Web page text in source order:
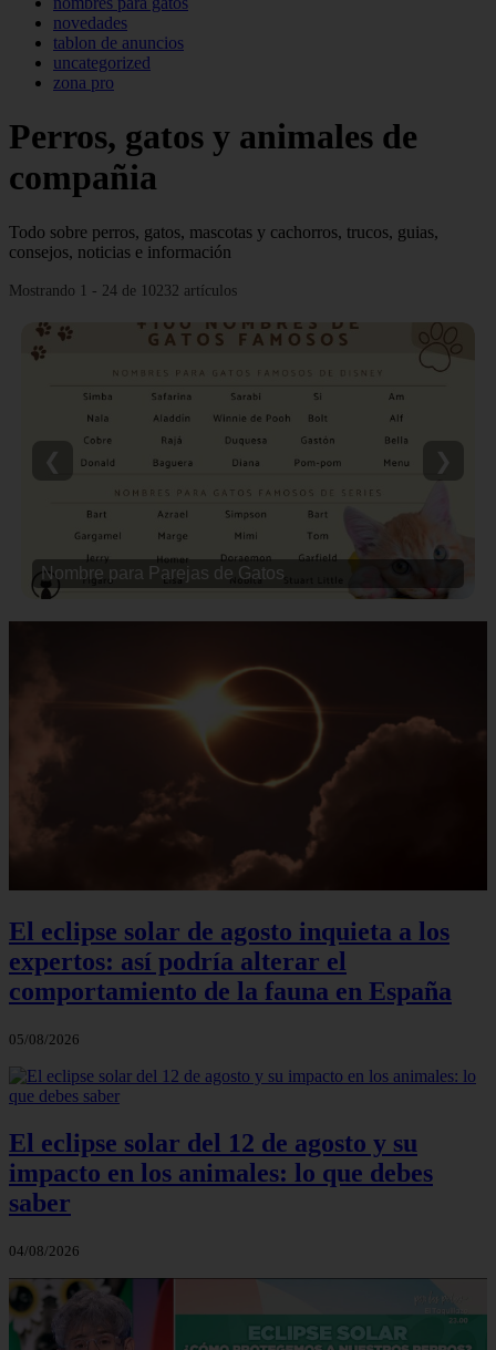
novedades
tablon de anuncios
uncategorized
zona pro
Perros, gatos y animales de
compañia
Todo sobre perros, gatos, mascotas y cachorros, trucos, guias,
consejos, noticias e información
Mostrando 1 - 24 de 10232 artículos
Nombre para Parejas de Gatos
❮ ❯
El eclipse solar de agosto inquieta a los
expertos: así podría alterar el
comportamiento de la fauna en España
05/08/2026
El eclipse solar del 12 de agosto y su
impacto en los animales: lo que debes
saber
04/08/2026